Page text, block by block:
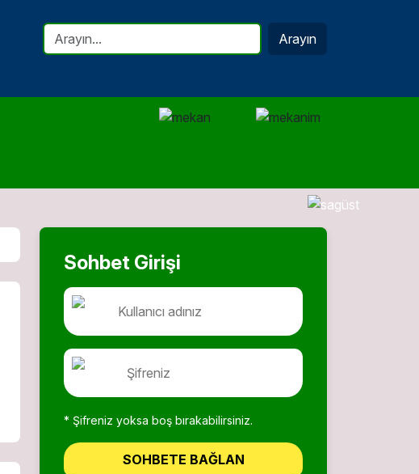
Arayın
Sohbet Girişi
* Şifreniz yoksa boş bırakabilirsiniz.
SOHBETE BAĞLAN